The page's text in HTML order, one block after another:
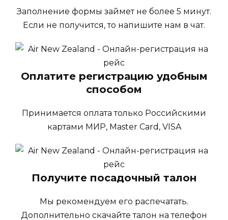
Заполнение формы займет не более 5 минут.
Если не получится, то напишите нам в чат.
Оплатите регистрацию удобным
способом
Принимается оплата только Российскими
картами МИР, Master Card, VISA
Получите посадочный талон
Мы рекомендуем его распечатать.
Дополнительно скачайте талон на телефон